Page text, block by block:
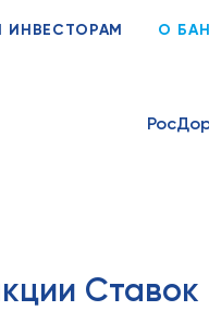
ИНВЕСТОРАМ О